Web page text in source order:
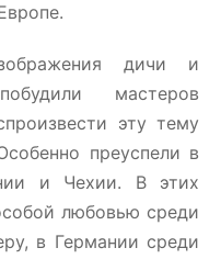
дичи и
мастеров
эту тему
преуспели в
и Чехии. В этих
любовью среди
в Германии среди